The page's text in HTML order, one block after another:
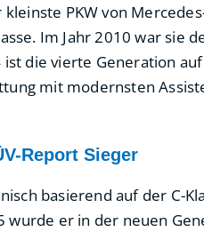
PKW von
Im Jahr 2010 war sie
die vierte Generation
mit modernsten
Report Sieger
basierend auf der C-
wurde er in der neuen